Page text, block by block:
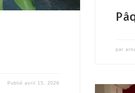
Publié avril 15, 2026
par